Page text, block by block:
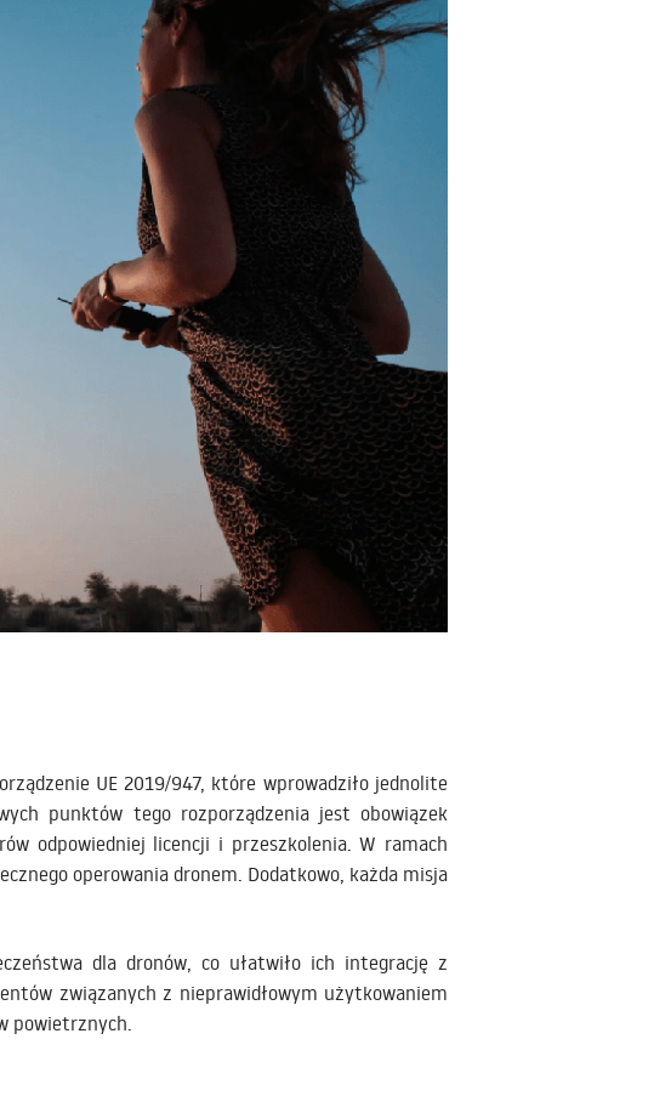
UE 2019/947, które wprowadziło jednolite
punktów tego rozporządzenia jest obowiązek
odpowiedniej licencji i przeszkolenia. W ramach
operowania dronem. Dodatkowo, każda misja
dla dronów, co ułatwiło ich integrację z
związanych z nieprawidłowym użytkowaniem
powietrznych.